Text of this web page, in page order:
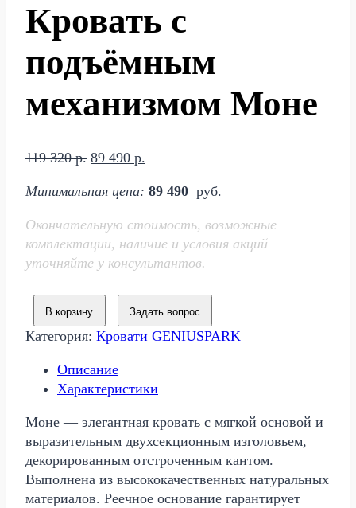
Кровать с
подъёмным
механизмом Моне
119 320р. Первоначальная
составляла
320 р..
89 490 р.
89
Минимальная цена: 89 490 руб.
Окончательную стоимость, возможные
комплектации, наличие и условия акций
уточняйте у консультантов.
В корзину Задать вопрос
Категория: Кровати GENIUSPARK
Описание
Характеристики
Моне — элегантная кровать с мягкой основой и
выразительным двухсекционным изголовьем,
декорированным отстроченным кантом.
Выполнена из высококачественных натуральных
материалов. Реечное основание гарантирует